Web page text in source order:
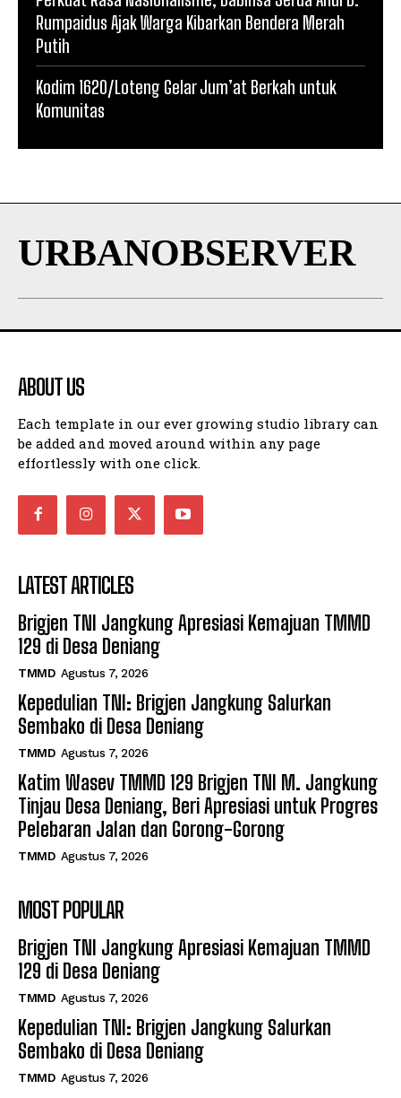
Rumpaidus Ajak Warga Kibarkan Bendera Merah
Putih
Kodim 1620/Loteng Gelar Jum’at Berkah untuk
Komunitas
URBANOBSERVER
ABOUT US
Each template in our ever growing studio library can
be added and moved around within any page
effortlessly with one click.
LATEST ARTICLES
Brigjen TNI Jangkung Apresiasi Kemajuan TMMD
129 di Desa Deniang
TMMD Agustus 7, 2026
Kepedulian TNI: Brigjen Jangkung Salurkan
Sembako di Desa Deniang
TMMD Agustus 7, 2026
Katim Wasev TMMD 129 Brigjen TNI M. Jangkung
Tinjau Desa Deniang, Beri Apresiasi untuk Progres
Pelebaran Jalan dan Gorong-Gorong
TMMD Agustus 7, 2026
MOST POPULAR
Brigjen TNI Jangkung Apresiasi Kemajuan TMMD
129 di Desa Deniang
TMMD Agustus 7, 2026
Kepedulian TNI: Brigjen Jangkung Salurkan
Sembako di Desa Deniang
TMMD Agustus 7, 2026